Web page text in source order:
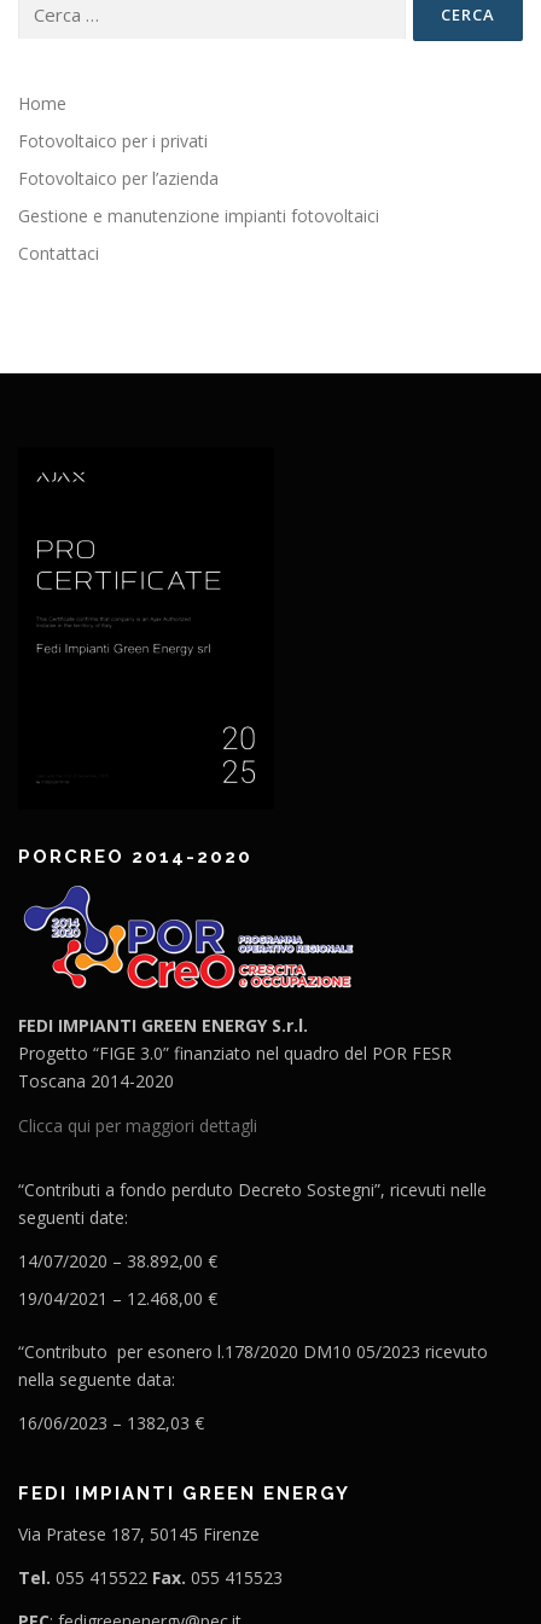
per:
Home
Fotovoltaico per i privati
Fotovoltaico per l’azienda
Gestione e manutenzione impianti fotovoltaici
Contattaci
PORCREO 2014-2020
FEDI IMPIANTI GREEN ENERGY S.r.l.
Progetto “FIGE 3.0” finanziato nel quadro del POR FESR
Toscana 2014-2020
Clicca qui per maggiori dettagli
“Contributi a fondo perduto Decreto Sostegni”, ricevuti nelle
seguenti date:
14/07/2020 – 38.892,00 €
19/04/2021 – 12.468,00 €
“Contributo per esonero l.178/2020 DM10 05/2023 ricevuto
nella seguente data:
16/06/2023 – 1382,03 €
FEDI IMPIANTI GREEN ENERGY
Via Pratese 187, 50145 Firenze
Tel. 055 415522 Fax. 055 415523